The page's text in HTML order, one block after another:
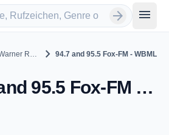
arrow_forward menu
Warner Robins chevron_right 94.7 and 95.5 Fox-FM - WBML
94.7 and 95.5 Fox-FM - WBML - AM 1350 - Warner Robins, GA